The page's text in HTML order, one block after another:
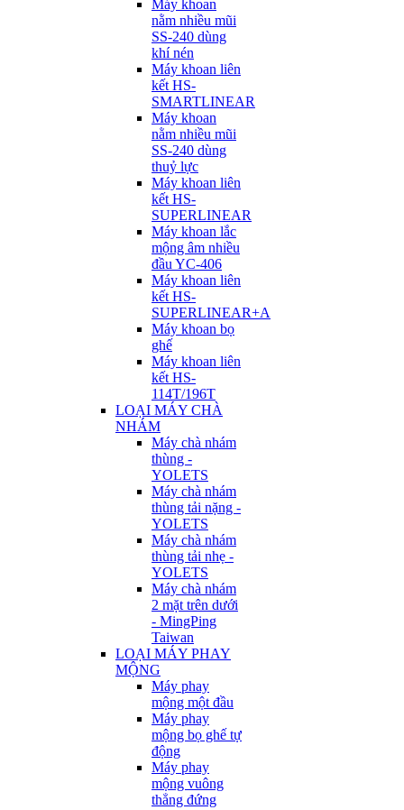
Máy khoan
nằm nhiều mũi
SS-240 dùng
khí nén
Máy khoan liên
kết HS-
SMARTLINEAR
Máy khoan
nằm nhiều mũi
SS-240 dùng
thuỷ lực
Máy khoan liên
kết HS-
SUPERLINEAR
Máy khoan lắc
mộng âm nhiều
đầu YC-406
Máy khoan liên
kết HS-
SUPERLINEAR+A
Máy khoan bọ
ghế
Máy khoan liên
kết HS-
114T/196T
LOẠI MÁY CHÀ
NHÁM
Máy chà nhám
thùng -
YOLETS
Máy chà nhám
thùng tải nặng -
YOLETS
Máy chà nhám
thùng tải nhẹ -
YOLETS
Máy chà nhám
2 mặt trên dưới
- MingPing
Taiwan
LOẠI MÁY PHAY
MỘNG
Máy phay
mộng một đầu
Máy phay
mộng bọ ghế tự
động
Máy phay
mộng vuông
thẳng đứng